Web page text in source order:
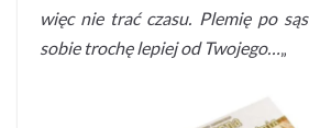
więc nie trać czasu. Plemię po
sobie trochę lepiej od Twojego…„